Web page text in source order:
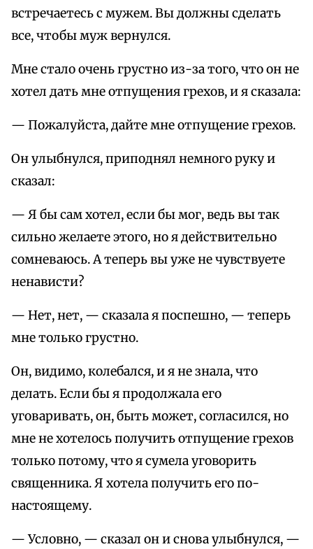
встречаетесь с мужем. Вы должны сделать
все, чтобы муж вернулся.
Мне стало очень грустно из-за того, что он не
хотел дать мне отпущения грехов, и я сказала:
— Пожалуйста, дайте мне отпущение грехов.
Он улыбнулся, приподнял немного руку и
сказал:
— Я бы сам хотел, если бы мог, ведь вы так
сильно желаете этого, но я действительно
сомневаюсь. А теперь вы уже не чувствуете
ненависти?
— Нет, нет, — сказала я поспешно, — теперь
мне только грустно.
Он, видимо, колебался, и я не знала, что
делать. Если бы я продолжала его
уговаривать, он, быть может, согласился, но
мне не хотелось получить отпущение грехов
только потому, что я сумела уговорить
священника. Я хотела получить его по-
настоящему.
— Условно, — сказал он и снова улыбнулся, —